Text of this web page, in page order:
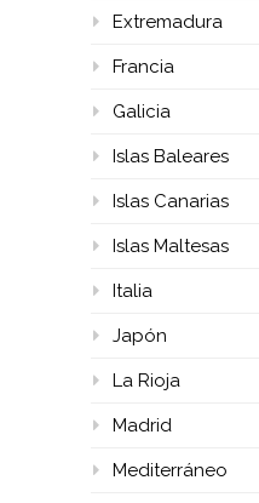
Extremadura
Francia
Galicia
Islas Baleares
Islas Canarias
Islas Maltesas
Italia
Japón
La Rioja
Madrid
Mediterráneo